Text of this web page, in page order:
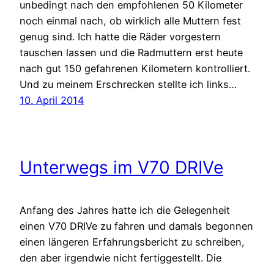
unbedingt nach den empfohlenen 50 Kilometer
noch einmal nach, ob wirklich alle Muttern fest
genug sind. Ich hatte die Räder vorgestern
tauschen lassen und die Radmuttern erst heute
nach gut 150 gefahrenen Kilometern kontrolliert.
Und zu meinem Erschrecken stellte ich links…
10. April 2014
Unterwegs im V70 DRIVe
Anfang des Jahres hatte ich die Gelegenheit
einen V70 DRIVe zu fahren und damals begonnen
einen längeren Erfahrungsbericht zu schreiben,
den aber irgendwie nicht fertiggestellt. Die